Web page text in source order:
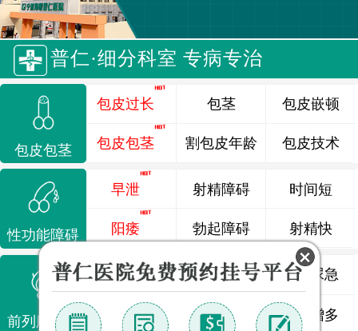
普仁·细分科室 专病专治
包皮包茎
包皮过长
包皮包茎
包茎
割包皮年龄
包皮嵌顿
包皮技术
性功能障碍
早泄
阳痿
射精障碍
勃起障碍
时间短
射精快
前列腺疾病
前列腺炎 前列腺痛 尿频尿急
前列腺增生 排尿不畅 夜尿增多